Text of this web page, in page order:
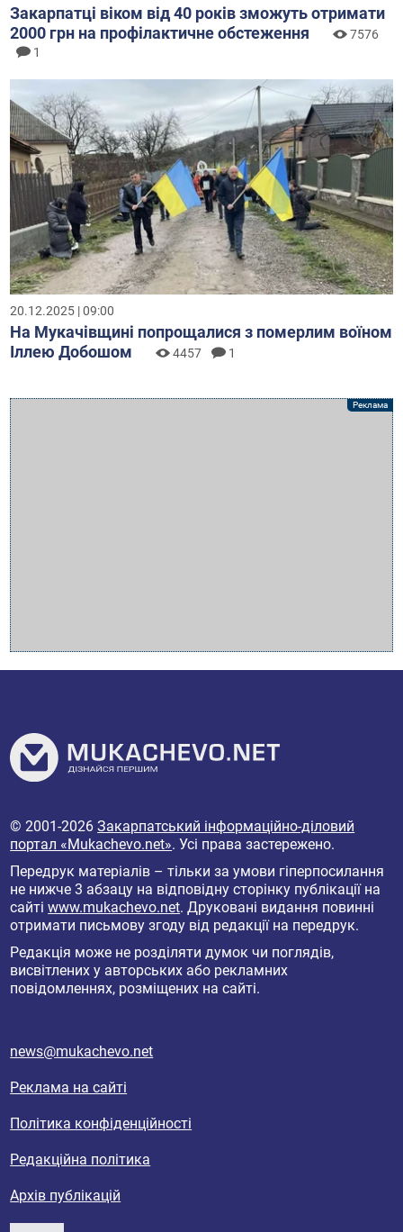
Закарпатці віком від 40 років зможуть отримати
2000 грн на профілактичне обстеження
7576
1
20.12.2025 | 09:00
На Мукачівщині попрощалися з померлим воїном
Іллею Добошом
4457 1
© 2001-2026Закарпатський інформаційно-діловий
портал «Mukachevo.net». Усі права застережено.
Передрук матеріалів – тільки за умови гіперпосилання
не нижче 3 абзацу на відповідну сторінку публікації на
сайтіwww.mukachevo.net. Друковані видання повинні
отримати письмову згоду від редакції на передрук.
Редакція може не розділяти думок чи поглядів,
висвітлених у авторських або рекламних
повідомленнях, розміщених на сайті.
news@mukachevo.net
Реклама на сайті
Політика конфіденційності
Редакційна політика
Архів публікацій